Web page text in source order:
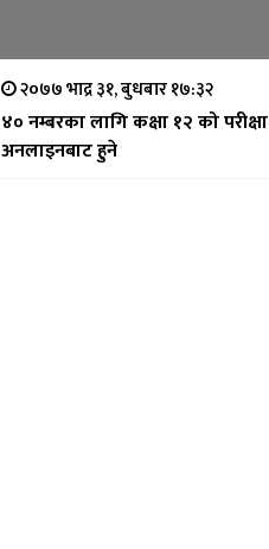
२०७७ भाद्र ३१, बुधबार १७:३२
४० नम्बरका लागि कक्षा १२ को परीक्षा
अनलाइनबाट हुने